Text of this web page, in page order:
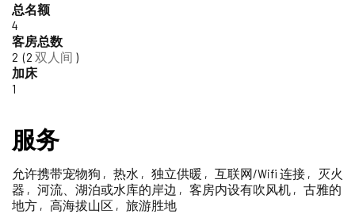
总名额
4
客房总数
2 2 双人间
加床
1
服务
允许携带宠物狗 热水 独立供暖 互联网/Wifi 连接
灭火
器
河流、湖泊或水库的岸边 客房内设有吹风机
古雅的
地方
高海拔山区 旅游胜地